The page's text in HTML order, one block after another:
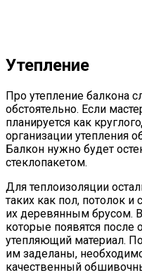
Утепление
Про утепление балкона
обстоятельно. Если
планируется как
организации утепления
Балкон нужно будет
стеклопакетом.
Для теплоизоляции
таких как пол, потолок
их деревянным брусом. В
которые появятся после
утепляющий материал.
им заделаны,
качественный